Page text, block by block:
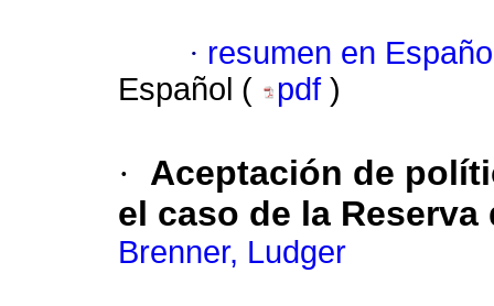
· resumen en
Español (
pdf )
·
Aceptación de
el caso de la
Brenner, Ludger